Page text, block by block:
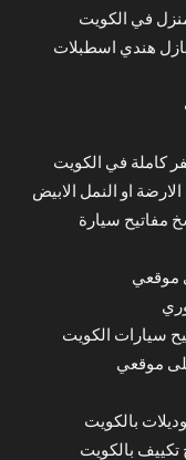
في الكويت
هندي اسطبلات
كاملة في الكويت
او النمل الابيض
مفاتيح سيارة
سيارات الكويت
بالكويت
بالكويت